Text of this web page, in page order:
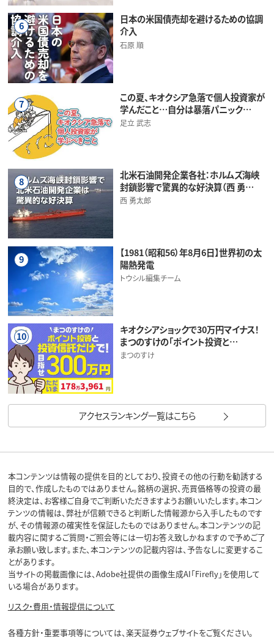
6
日本の米国債売却を避けるための協調
介入
石原 順
7
この夏、キオクシア急落で個人投資家が
学んだこと…自分は暴落パニック…
足立 武志
8
北米石油開発企業各社：ホルムズ海峡
封鎖影響で驚異的な好決算（西 勇…
西 勇太郎
9
【1981（昭和56）年8月6日】世界初の太
陽熱発電
トウシル編集チーム
10
キオクシアショックで30万円マイナス！
まつのすけの「ポイント投資と…
まつのすけ
アクセスランキング一覧はこちら
本コンテンツは情報の提供を目的としており、投資その他の行動を勧誘する
目的で、作成したものではありません。銘柄の選択、売買価格等の投資の最
終決定は、お客様ご自身でご判断いただきますようお願いいたします。本コン
テンツの情報は、弊社が信頼できると判断した情報源から入手したものです
が、その情報源の確実性を保証したものではありません。本コンテンツの記
載内容に関するご質問・ご照会等には一切お答え致しかねますので予めご了
承お願い致します。また、本コンテンツの記載内容は、予告なしに変更するこ
とがあります。
当サイトの掲載画像には、Adobe社提供の画像生成AI「Firefly」を使用して
いる場合があります。
リスク・費用・情報提供について
各種方針・重要事項等については、楽天証券ウェブサイトをご覧ください。